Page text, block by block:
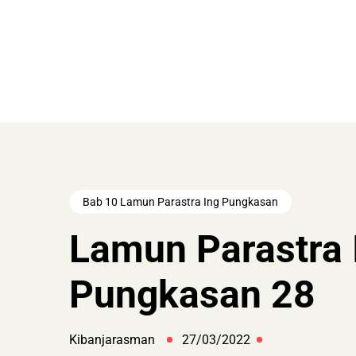
Bab 10 Lamun Parastra Ing Pungkasan
Lamun Parastra
Pungkasan 28
Kibanjarasman 27/03/2022